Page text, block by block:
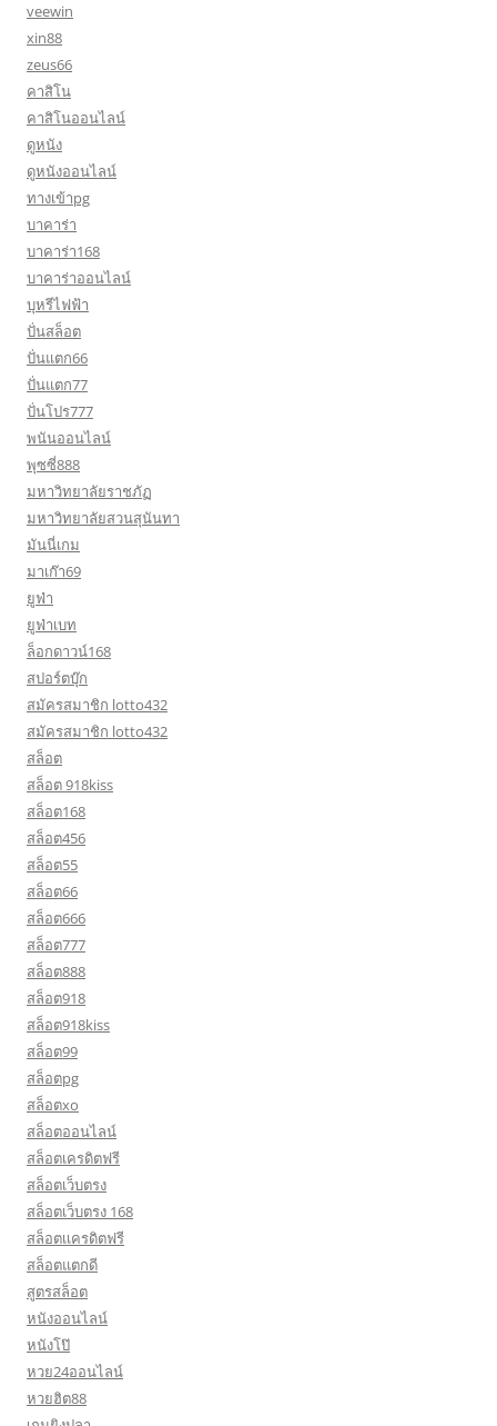
veewin
xin88
zeus66
คาสิโน
คาสิโนออนไลน์
ดูหนัง
ดูหนังออนไลน์
ทางเข้าpg
บาคาร่า
บาคาร่า168
บาคาร่าออนไลน์
บุหรีไฟฟ้า
ปั่นสล็อต
ปั่นแตก66
ปั่นแตก77
ปั่นโปร777
พนันออนไลน์
พุซซี่888
มหาวิทยาลัยราชภัฏ
มหาวิทยาลัยสวนสุนันทา
มันนี่เกม
มาเก๊า69
ยูฟ่า
ยูฟ่าเบท
ล็อกดาวน์168
สปอร์ตบุ๊ก
สมัครสมาชิก lotto432
สมัครสมาชิก lotto432
สล็อต
สล็อต 918kiss
สล็อต168
สล็อต456
สล็อต55
สล็อต66
สล็อต666
สล็อต777
สล็อต888
สล็อต918
สล็อต918kiss
สล็อต99
สล็อตpg
สล็อตxo
สล็อตออนไลน์
สล็อตเครดิตฟรี
สล็อตเว็บตรง
สล็อตเว็บตรง 168
สล็อตเเครดิตฟรี
สล็อตแตกดี
สูตรสล็อต
หนังออนไลน์
หนังโป๊
หวย24ออนไลน์
หวยฮิต88